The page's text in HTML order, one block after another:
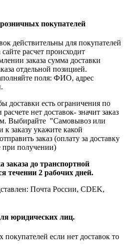
покупателей
действительны для покупателей
расчет происходит
заказа сумма доставки
отдельной позицией.
поля: ФИО, адрес
доставки есть ограничения по
нет доставок- значит заказ
Выбирайте "Самовывоз или
заказу укажите какой
заказ (оплату за доставку
при получении)
заказа до транспортной
течении 2 рабочих дней.
Почта России, CDEK,
юридических лиц.
если нет доставок то